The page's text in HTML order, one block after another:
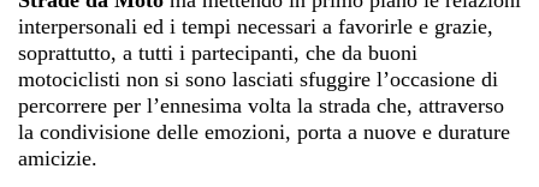
interpersonali ed i tempi necessari a favorirle e grazie,
soprattutto, a tutti i partecipanti, che da buoni
motociclisti non si sono lasciati sfuggire l’occasione di
percorrere per l’ennesima volta la strada che, attraverso
la condivisione delle emozioni, porta a nuove e durature
amicizie.